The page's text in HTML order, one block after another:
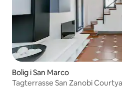
Bolig i San Marco
Tagterrasse San Zanobi